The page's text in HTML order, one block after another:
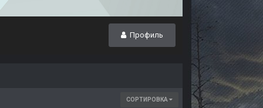
Профиль
СОРТИРОВКА